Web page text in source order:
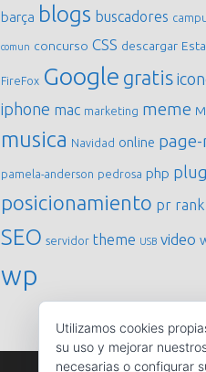
barça blogs buscadores
comun concurso CSS descargar
FireFox Google gratis
iphone mac marketing meme
musica Navidad online
pamela-anderson pedrosa php
posicionamiento pr rank
SEO servidor theme USB video
wp
Utilizamos cookies
su uso y mejorar
necesarias o configurar